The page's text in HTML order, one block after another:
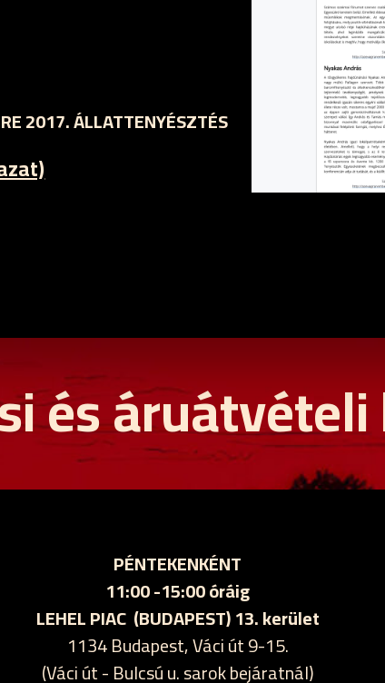
2017. ÁLLATTENYÉSZTÉS
és
PÉNTEKENKÉNT
11:00 -15:00 óráig
LEHEL PIAC (BUDAPEST) 13. kerület
1134 Budapest, Váci út 9-15.
(Váci út - Bulcsú u. sarok bejáratnál)